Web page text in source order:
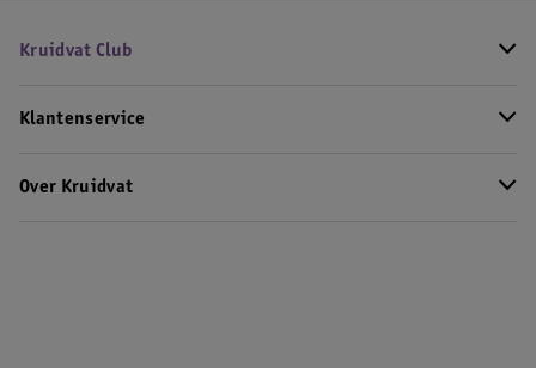
Kruidvat Club
Klantenservice
Over Kruidvat